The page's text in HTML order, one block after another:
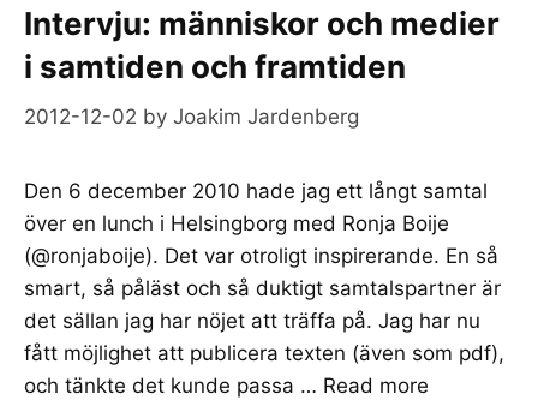
Intervju: människor och medier
i samtiden och framtiden
2012-12-02 by Joakim Jardenberg
Den 6 december 2010 hade jag ett långt samtal
över en lunch i Helsingborg med Ronja Boije
(@ronjaboije). Det var otroligt inspirerande. En så
smart, så påläst och så duktigt samtalspartner är
det sällan jag har nöjet att träffa på. Jag har nu
fått möjlighet att publicera texten (även som pdf),
och tänkte det kunde passa … Read more